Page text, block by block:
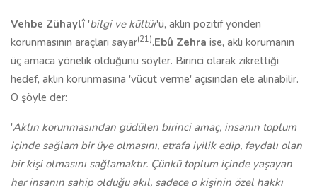
Vehbe Zühaylî 'bilgi ve kültür'ü, aklın pozitif yönden
korunmasının araçları sayar(21).Ebû Zehra ise, aklı korumanın
üç amaca yönelik olduğunu söyler. Birinci olarak zikrettiği
hedef, aklın korunmasına 'vücut verme' açısından ele alınabilir.
O şöyle der:
'Aklın korunmasından güdülen birinci amaç, insanın toplum
içinde sağlam bir üye olmasını, etrafa iyilik edip, faydalı olan
bir kişi olmasını sağlamaktır. Çünkü toplum içinde yaşayan
her insanın sahip olduğu akıl, sadece o kişinin özel hakkı